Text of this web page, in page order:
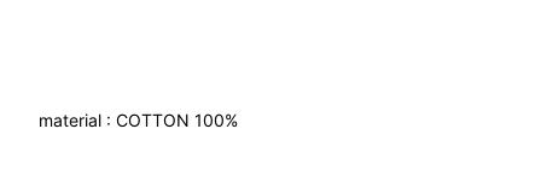
material : COTTON 100%